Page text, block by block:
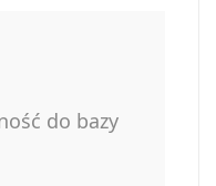
do bazy